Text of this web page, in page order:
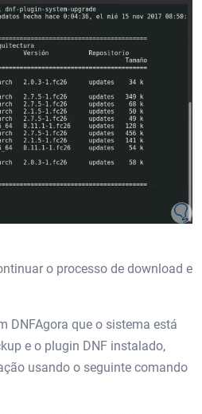
o processo de download e
DNFAgora que o sistema está
e o plugin DNF instalado,
usando o seguinte comando